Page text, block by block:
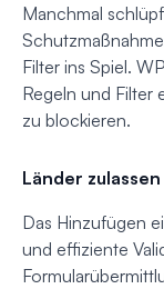
Manchmal
Filter ins Spiel.
Regeln und Filter
zu blockieren.
Länder
Das Hinzufügen
und effiziente